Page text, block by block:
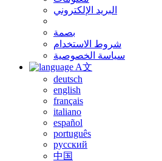
البريد الإلكتروني
بصمة
شروط الاستخدام
سياسة الخصوصية
A文
deutsch
english
français
italiano
español
português
русский
中国